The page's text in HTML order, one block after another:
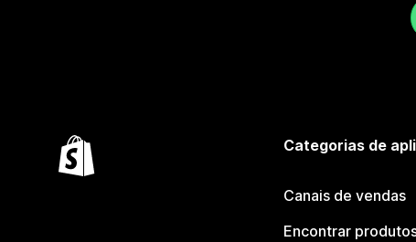
Categorias de
Canais de vendas
Encontrar